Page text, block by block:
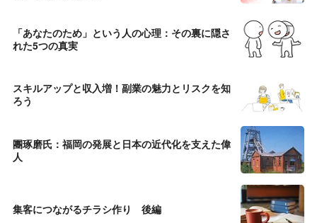
「あなたのため」という人の心理：その裏に隠さ
れた5つの真実
スキルアップと収入増！副業の魅力とリスクを知
ろう
團琢磨氏：福岡の発展と日本の近代化を支えた偉
人
集客につながるチラシ作り 後編